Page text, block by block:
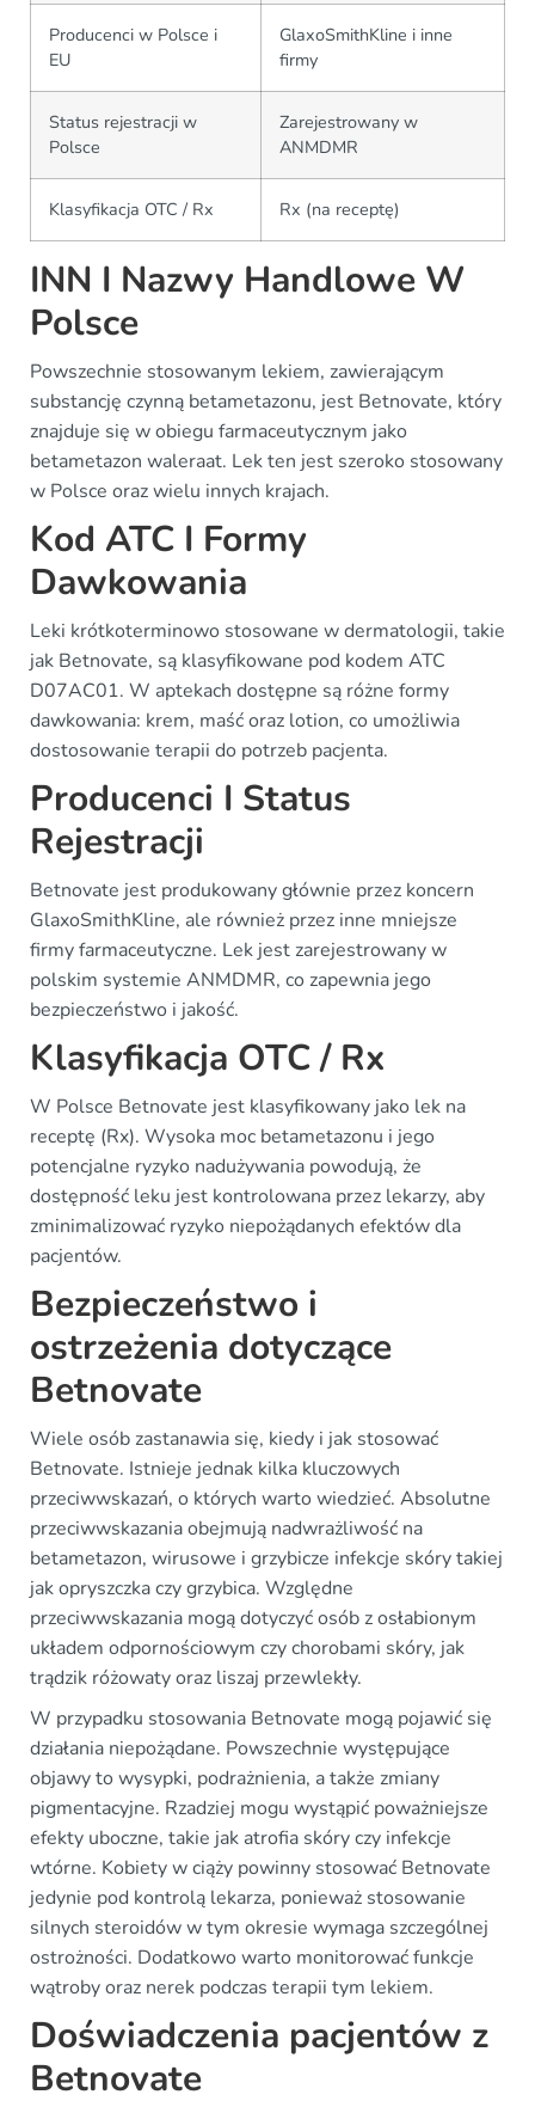
Producenci w Polsce i
EU
GlaxoSmithKline i inne
firmy
Status rejestracji w
Polsce
Zarejestrowany w
ANMDMR
Klasyfikacja OTC / Rx Rx (na receptę)
INN I Nazwy Handlowe W
Polsce
Powszechnie stosowanym lekiem, zawierającym
substancję czynną betametazonu, jest Betnovate, który
znajduje się w obiegu farmaceutycznym jako
betametazon waleraat. Lek ten jest szeroko stosowany
w Polsce oraz wielu innych krajach.
Kod ATC I Formy
Dawkowania
Leki krótkoterminowo stosowane w dermatologii, takie
jak Betnovate, są klasyfikowane pod kodem ATC
D07AC01. W aptekach dostępne są różne formy
dawkowania: krem, maść oraz lotion, co umożliwia
dostosowanie terapii do potrzeb pacjenta.
Producenci I Status
Rejestracji
Betnovate jest produkowany głównie przez koncern
GlaxoSmithKline, ale również przez inne mniejsze
firmy farmaceutyczne. Lek jest zarejestrowany w
polskim systemie ANMDMR, co zapewnia jego
bezpieczeństwo i jakość.
Klasyfikacja OTC / Rx
W Polsce Betnovate jest klasyfikowany jako lek na
receptę (Rx). Wysoka moc betametazonu i jego
potencjalne ryzyko nadużywania powodują, że
dostępność leku jest kontrolowana przez lekarzy, aby
zminimalizować ryzyko niepożądanych efektów dla
pacjentów.
Bezpieczeństwo i
ostrzeżenia dotyczące
Betnovate
Wiele osób zastanawia się, kiedy i jak stosować
Betnovate. Istnieje jednak kilka kluczowych
przeciwwskazań, o których warto wiedzieć. Absolutne
przeciwwskazania obejmują nadwrażliwość na
betametazon, wirusowe i grzybicze infekcje skóry takiej
jak opryszczka czy grzybica. Względne
przeciwwskazania mogą dotyczyć osób z osłabionym
układem odpornościowym czy chorobami skóry, jak
trądzik różowaty oraz liszaj przewlekły.
W przypadku stosowania Betnovate mogą pojawić się
działania niepożądane. Powszechnie występujące
objawy to wysypki, podrażnienia, a także zmiany
pigmentacyjne. Rzadziej mogu wystąpić poważniejsze
efekty uboczne, takie jak atrofia skóry czy infekcje
wtórne. Kobiety w ciąży powinny stosować Betnovate
jedynie pod kontrolą lekarza, ponieważ stosowanie
silnych steroidów w tym okresie wymaga szczególnej
ostrożności. Dodatkowo warto monitorować funkcje
wątroby oraz nerek podczas terapii tym lekiem.
Doświadczenia pacjentów z
Betnovate